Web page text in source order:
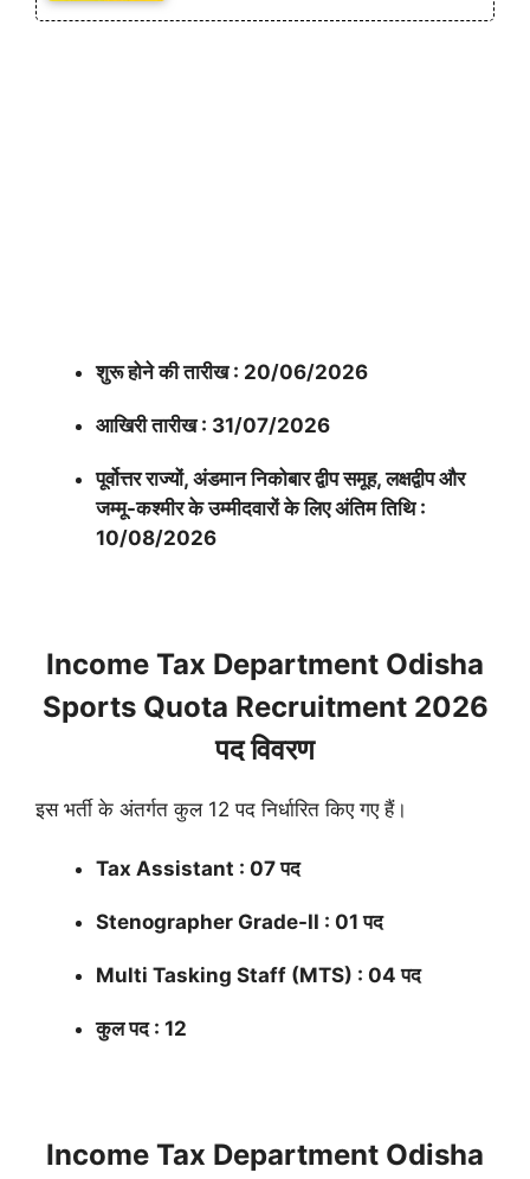
शुरू होने की तारीख : 20/06/2026
आखिरी तारीख : 31/07/2026
पूर्वोत्तर राज्यों, अंडमान निकोबार द्वीप समूह, लक्षद्वीप और
जम्मू-कश्मीर के उम्मीदवारों के लिए अंतिम तिथि :
10/08/2026
Income Tax Department Odisha
Sports Quota Recruitment 2026
पद विवरण
इस भर्ती के अंतर्गत कुल 12 पद निर्धारित किए गए हैं।
Tax Assistant : 07 पद
Stenographer Grade-II : 01 पद
Multi Tasking Staff (MTS) : 04 पद
कुल पद : 12
Income Tax Department Odisha